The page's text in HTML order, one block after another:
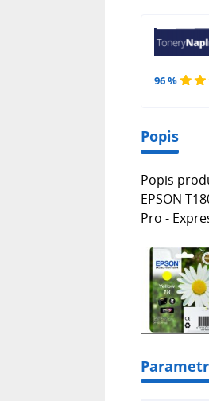
96 %
Popis
Popis
EPSON
Pro -